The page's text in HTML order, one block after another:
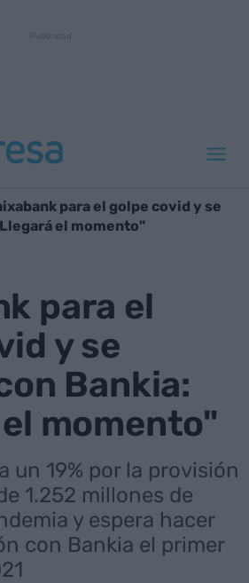
para el golpe covid y se
el momento"
para el
y se
Bankia:
momento"
un 19% por la provisión
1.252 millones de
y espera hacer
con Bankia el primer